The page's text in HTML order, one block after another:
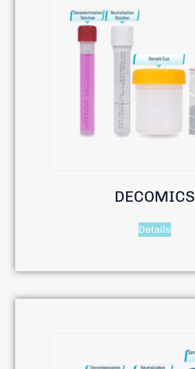
DECOMICS
Details